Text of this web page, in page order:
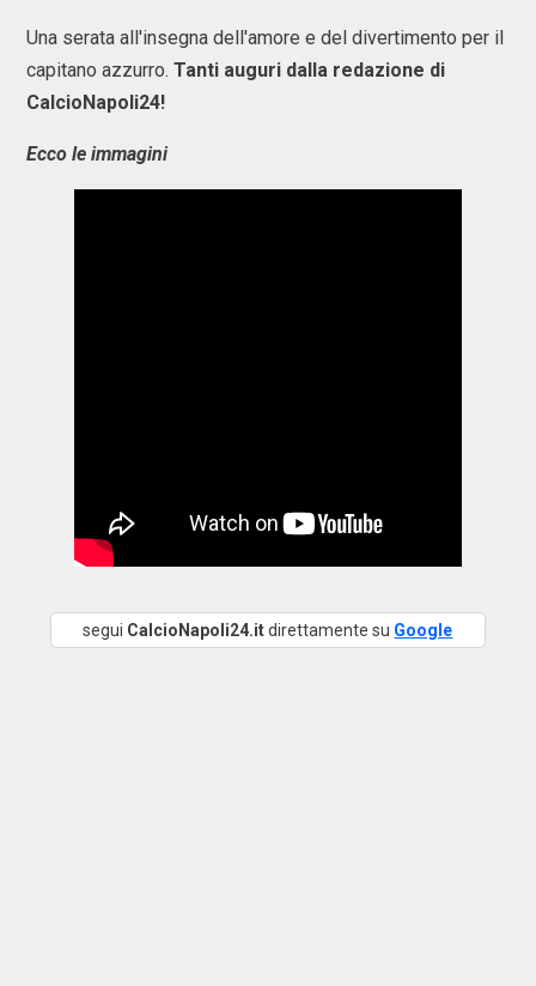
Una serata all'insegna dell'amore e del divertimento per il
capitano azzurro. Tanti auguri dalla redazione di
CalcioNapoli24!
Ecco le immagini
segui CalcioNapoli24.itdirettamente su Google